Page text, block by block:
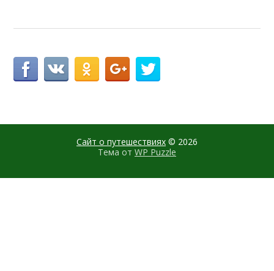
Сайт о путешествиях © 2026
Тема от WP Puzzle